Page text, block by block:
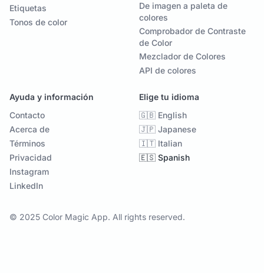
Etiquetas
Tonos de color
De imagen a paleta de
colores
Comprobador de Contraste
de Color
Mezclador de Colores
API de colores
Ayuda y información
Contacto
Acerca de
Términos
Privacidad
Instagram
LinkedIn
Elige tu idioma
🇬🇧 English
🇯🇵 Japanese
🇮🇹 Italian
🇪🇸 Spanish
© 2025 Color Magic App. All rights reserved.